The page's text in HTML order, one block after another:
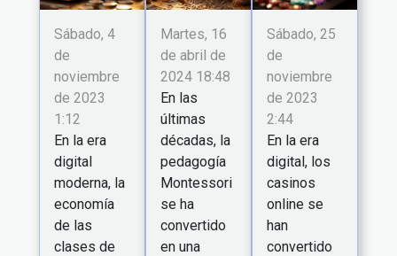
Sábado, 4
de
noviembre
de 2023
1:12
En la era
digital
moderna, la
economía
de las
clases de
Martes, 16
de abril de
2024 18:48
En las
últimas
décadas, la
pedagogía
Montessori
se ha
convertido
en una
Sábado, 25
de
noviembre
de 2023
2:44
En la era
digital, los
casinos
online se
han
convertido